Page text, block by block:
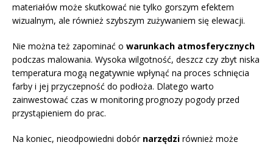
materiałów może skutkować nie tylko gorszym efektem
wizualnym, ale również szybszym zużywaniem się elewacji.
Nie można też zapominać o warunkach atmosferycznych
podczas malowania. Wysoka wilgotność, deszcz czy zbyt niska
temperatura mogą negatywnie wpłynąć na proces schnięcia
farby i jej przyczepność do podłoża. Dlatego warto
zainwestować czas w monitoring prognozy pogody przed
przystąpieniem do prac.
Na koniec, nieodpowiedni dobór narzędzi również może